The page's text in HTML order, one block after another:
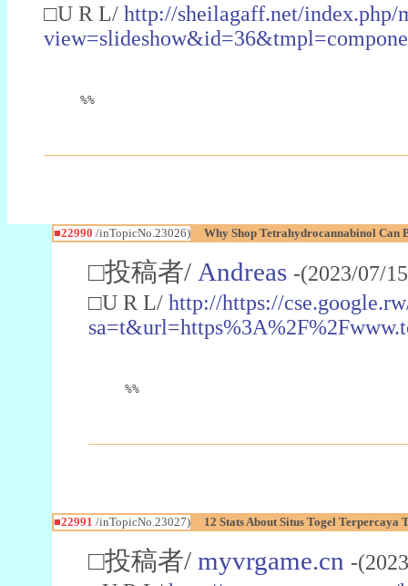
□U R L/ http://sheilagaff.net/index.php/
%%
■22990 /inTopicNo.23026) Why Shop Tetrahydrocannabinol Can
□投稿者/ Andreas -(2023/07/
□U R L/ http://https://
%%
■22991 /inTopicNo.23027) 12 Stats About Situs Togel Terpercaya
□投稿者/ myvrgame.cn -